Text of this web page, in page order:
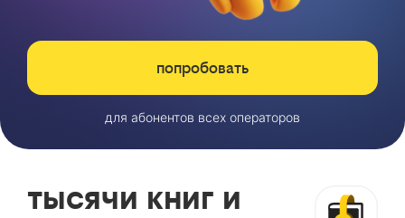
попробовать
для абонентов всех операторов
тысячи книг и